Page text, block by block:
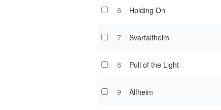
6 Holding On
7 Svartalfheim
8 Pull of the Light
9 Alfheim